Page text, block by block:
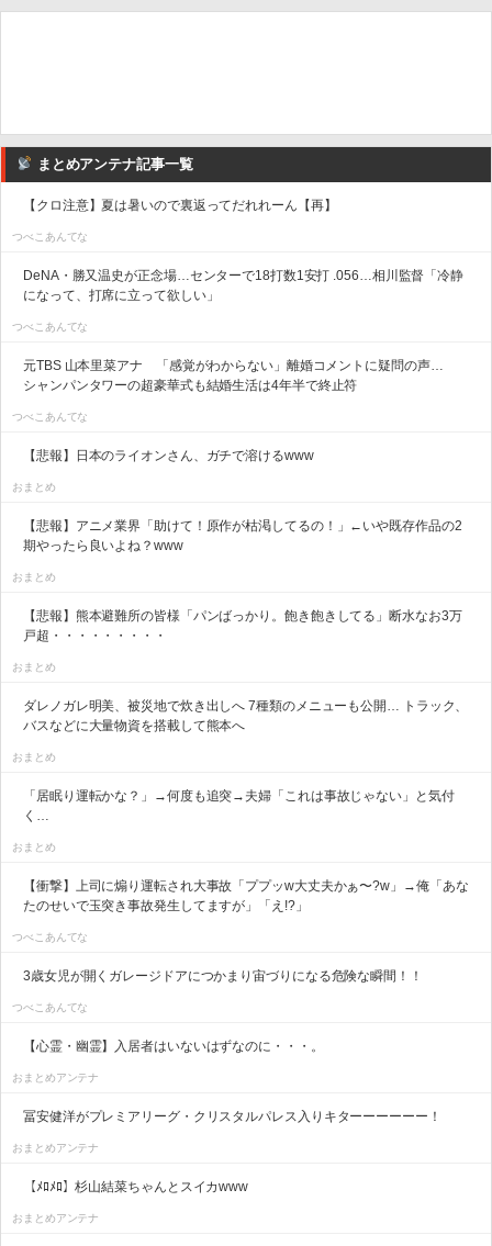
まとめアンテナ記事一覧
【クロ注意】夏は暑いので裏返ってだれれーん【再】
つべこあんてな
DeNA・勝又温史が正念場…センターで18打数1安打 .056…相川監督「冷静
になって、打席に立って欲しい」
つべこあんてな
元TBS 山本里菜アナ 「感覚がわからない」離婚コメントに疑問の声…
シャンパンタワーの超豪華式も結婚生活は4年半で終止符
つべこあんてな
【悲報】日本のライオンさん、ガチで溶けるwww
おまとめ
【悲報】アニメ業界「助けて！原作が枯渇してるの！」←いや既存作品の2
期やったら良いよね？www
おまとめ
【悲報】熊本避難所の皆様「パンばっかり。飽き飽きしてる」断水なお3万
戸超・・・・・・・・・
おまとめ
ダレノガレ明美、被災地で炊き出しへ 7種類のメニューも公開… トラック、
バスなどに大量物資を搭載して熊本へ
おまとめ
「居眠り運転かな？」→何度も追突→夫婦「これは事故じゃない」と気付
く…
おまとめ
【衝撃】上司に煽り運転され大事故「ププッw大丈夫かぁ〜?w」→俺「あな
たのせいで玉突き事故発生してますが」「え!?」
つべこあんてな
3歳女児が開くガレージドアにつかまり宙づりになる危険な瞬間！！
つべこあんてな
【心霊・幽霊】入居者はいないはずなのに・・・。
おまとめアンテナ
冨安健洋がプレミアリーグ・クリスタルパレス入りキターーーーーー！
おまとめアンテナ
【ﾒﾛﾒﾛ】杉山結菜ちゃんとスイカwww
おまとめアンテナ